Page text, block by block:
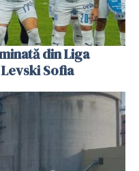
din Liga
Sofia